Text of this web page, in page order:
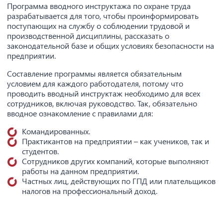
Программа вводного инструктажа по охране труда
разрабатывается для того, чтобы проинформировать
поступающих на службу о соблюдении трудовой и
производственной дисциплины, рассказать о
законодательной базе и общих условиях безопасности на
предприятии.
Составление программы является обязательным
условием для каждого работодателя, потому что
проводить вводный инструктаж необходимо для всех
сотрудников, включая руководство. Так, обязательно
вводное ознакомление с правилами для:
Командированных.
Практикантов на предприятии – как учеников, так и
студентов.
Сотрудников других компаний, которые выполняют
работы на данном предприятии.
Частных лиц, действующих по ГПД или плательщиков
налогов на профессиональный доход.